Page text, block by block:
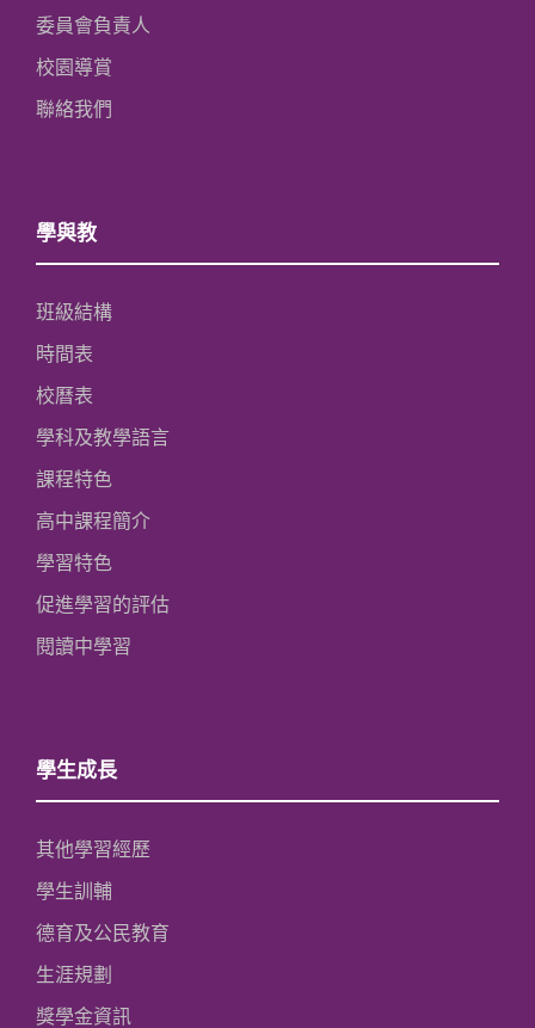
委員會負責人
校園導賞
聯絡我們
學與教
班級結構
時間表
校曆表
學科及教學語言
課程特色
高中課程簡介
學習特色
促進學習的評估
閱讀中學習
學生成長
其他學習經歷
學生訓輔
德育及公民教育
生涯規劃
獎學金資訊